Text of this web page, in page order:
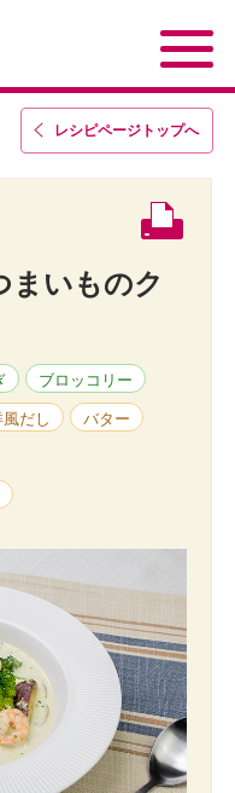
レシピページトップへ
まいものク
ブロッコリー
風だし バター